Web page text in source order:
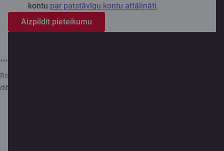
kontu par patstāvīgu kontu attālināti.
Aizpildīt pieteikumu
***
Republikas jaundibināmām sabiedrībām ar ne vairāk kā pieciem
dibinātājiem, kuri ir fiziskas personas un Baltijas valstu rezidenti.